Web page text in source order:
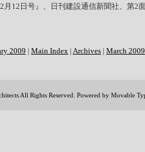
月12日号』、日刊建設通信新聞社、第2
2009 | Main Index | Archives | March
All Rights Reserved. Powered by Movable